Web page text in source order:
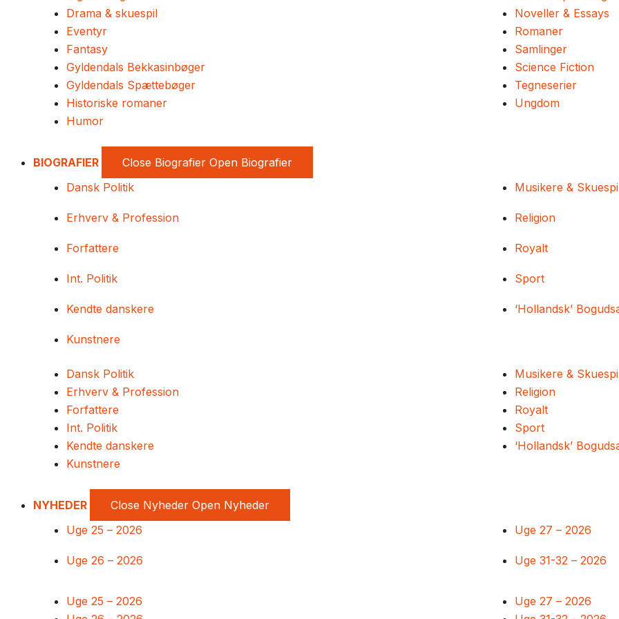
Drama & skuespil
Eventyr
Fantasy
Gyldendals Bekkasinbøger
Gyldendals Spættebøger
Historiske romaner
Humor
Noveller & Essays
Romaner
Samlinger
Science Fiction
Tegneserier
Ungdom
BIOGRAFIER Close Biografier Open Biografier
Dansk Politik
Erhverv & Profession
Forfattere
Int. Politik
Kendte danskere
Kunstnere
Musikere &
Religion
Royalt
Sport
‘Hollandsk’
Dansk Politik
Erhverv & Profession
Forfattere
Int. Politik
Kendte danskere
Kunstnere
Musikere &
Religion
Royalt
Sport
‘Hollandsk’
NYHEDER Close Nyheder Open Nyheder
Uge 25 – 2026
Uge 26 – 2026
Uge 27 – 2026
Uge 31-32 – 2026
Uge 25 – 2026
Uge 27 – 2026